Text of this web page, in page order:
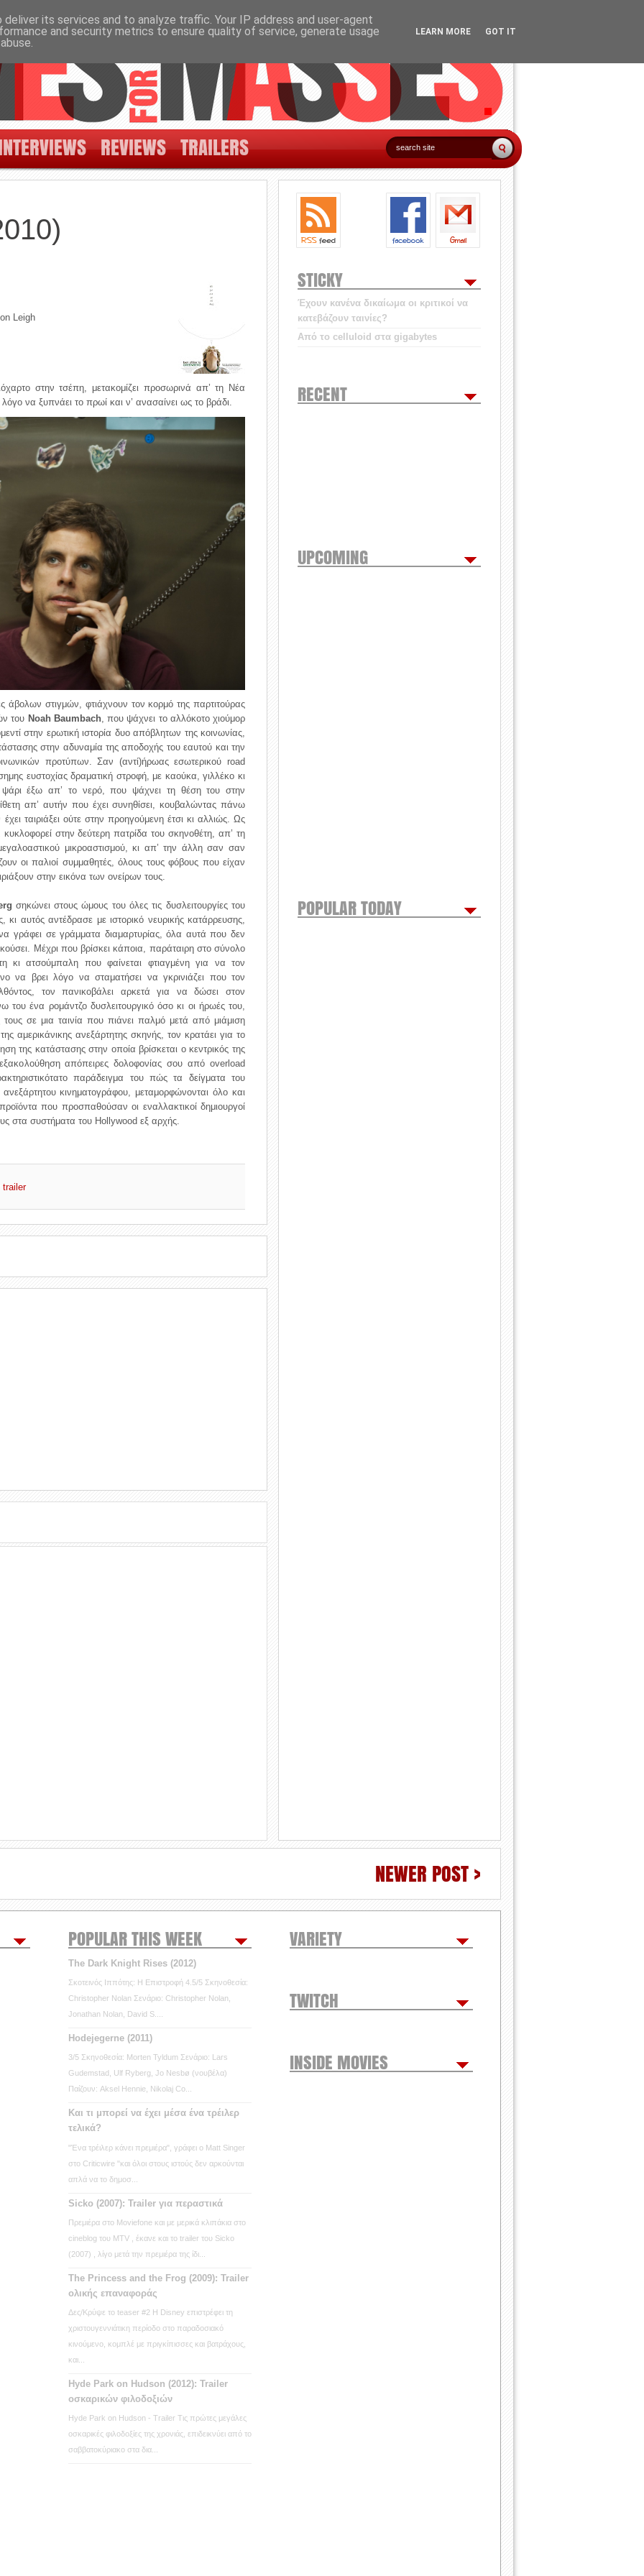
REVIEWS TRAILERS
Leigh
στην τσέπη, μετακομίζει προσωρινά απ’ τη Νέα
να ξυπνάει το πρωί και ν’ ανασαίνει ως το βράδι.
άβολων στιγμών, φτιάχνουν τον κορμό της παρτιτούρας
του Noah Baumbach, που ψάχνει το αλλόκοτο χιούμορ
στην ερωτική ιστορία δυο απόβλητων της κοινωνίας,
στην αδυναμία της αποδοχής του εαυτού και την
προτύπων. Σαν (αντί)ήρωας εσωτερικού road
ευστοχίας δραματική στροφή, με καούκα, γιλλέκο κι
ψάρι έξω απ’ το νερό, που ψάχνει τη θέση του στην
απ’ αυτήν που έχει συνηθίσει, κουβαλώντας πάνω
ταιριάξει ούτε στην προηγούμενη έτσι κι αλλιώς. Ως
κυκλοφορεί στην δεύτερη πατρίδα του σκηνοθέτη, απ’ τη
μικροαστισμού, κι απ’ την άλλη σαν σαν
οι παλιοί συμμαθητές, όλους τους φόβους που είχαν
στην εικόνα των ονείρων τους.
σηκώνει στους ώμους του όλες τις δυσλειτουργίες του
αυτός αντέδρασε με ιστορικό νευρικής κατάρρευσης,
γράφει σε γράμματα διαμαρτυρίας, όλα αυτά που δεν
Μέχρι που βρίσκει κάποια, παράταιρη στο σύνολο
κι ατσούμπαλη που φαίνεται φτιαγμένη για να τον
να βρει λόγο να σταματήσει να γκρινιάζει που τον
τον πανικοβάλει αρκετά για να δώσει στον
του ένα ρομάντζο δυσλειτουργικό όσο κι οι ήρωές του,
σε μια ταινία που πιάνει παλμό μετά από μιάμιση
ανεξάρτητης σκηνής, τον κρατάει για το
της κατάστασης στην οποία βρίσκεται ο κεντρικός της
εξακολούθηση απόπειρες δολοφονίας σου από overload
παράδειγμα του πώς τα δείγματα του
κινηματογράφου, μεταμορφώνονται όλο και
που προσπαθούσαν οι εναλλακτικοί δημιουργοί
στα συστήματα του Hollywood εξ αρχής.
trailer
NEWER POST >
STICKY
Έχουν κανένα δικαίωμα οι κριτικοί να
κατεβάζουν ταινίες?
Από το celluloid στα gigabytes
RECENT
UPCOMING
POPULAR TODAY
POPULAR THIS WEEK
The Dark Knight Rises (2012)
Σκοτεινός Ιππότης: Η Επιστροφή 4.5/5 Σκηνοθεσία:
Christopher Nolan Σενάριο: Christopher Nolan,
Jonathan Nolan, David S....
Hodejegerne (2011)
3/5 Σκηνοθεσία: Morten Tyldum Σενάριο: Lars
Gudemstad, Ulf Ryberg, Jo Nesbø (νουβέλα)
Παίζουν: Aksel Hennie, Nikolaj Co...
Και τι μπορεί να έχει μέσα ένα τρέιλερ
τελικά?
"Ένα τρέιλερ κάνει πρεμιέρα", γράφει ο Matt Singer
στο Criticwire "και όλοι στους ιστούς δεν αρκούνται
απλά να το δημοσ...
Sicko (2007): Trailer για περαστικά
Πρεμιέρα στο Moviefone και με μερικά κλιπάκια στο
cineblog του MTV , έκανε και το trailer του Sicko
(2007) , λίγο μετά την πρεμιέρα της ίδι...
The Princess and the Frog (2009): Trailer
ολικής επαναφοράς
Δες/Κρύψε το teaser #2 Η Disney επιστρέφει τη
χριστουγεννιάτικη περίοδο στο παραδοσιακό
κινούμενο, κομπλέ με πριγκίπισσες και βατράχους,
και...
Hyde Park on Hudson (2012): Trailer
οσκαρικών φιλοδοξιών
Hyde Park on Hudson - Trailer Τις πρώτες μεγάλες
οσκαρικές φιλοδοξίες της χρονιάς, επιδεικνύει από το
σαββατοκύριακο στα δια...
VARIETY
TWITCH
INSIDE MOVIES
its services and to analyze traffic. Your IP address and user-agent
and security metrics to ensure quality of service, generate usage
LEARN MORE GOT IT